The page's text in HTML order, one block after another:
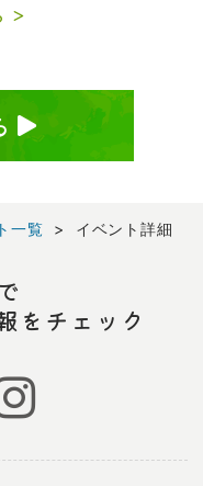
一覧 イベント詳細
をチェック